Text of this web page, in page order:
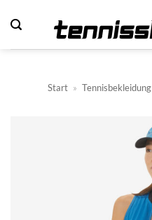
Inhalt
springen
Start » Tennisbekleidung